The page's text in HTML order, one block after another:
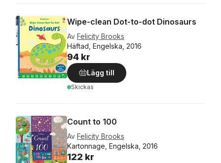
Wipe-clean Dot-to-dot Dinosaurs
Av Felicity Brooks
Häftad, Engelska, 2016
94 kr
Lägg till
Skickas
Count to 100
Av Felicity Brooks
Kartonnage, Engelska, 2016
122 kr